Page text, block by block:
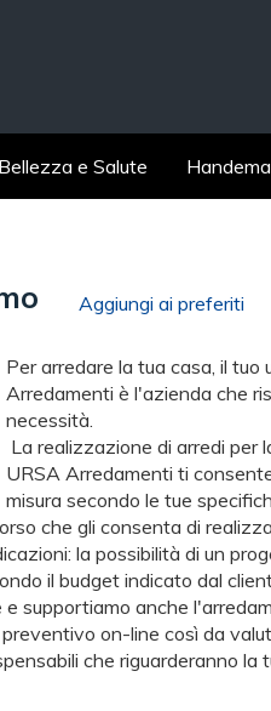
Bellezza e Salute
Aggiungi ai preferiti
Per arredare la tua casa, il
Arredamenti è l'azienda che
necessità.
La realizzazione di arredi per
URSA Arredamenti ti
misura secondo le tue
che gli consenta di
la possibilità di un
il budget indicato dal
supportiamo anche
on-line così da
che riguarderanno la